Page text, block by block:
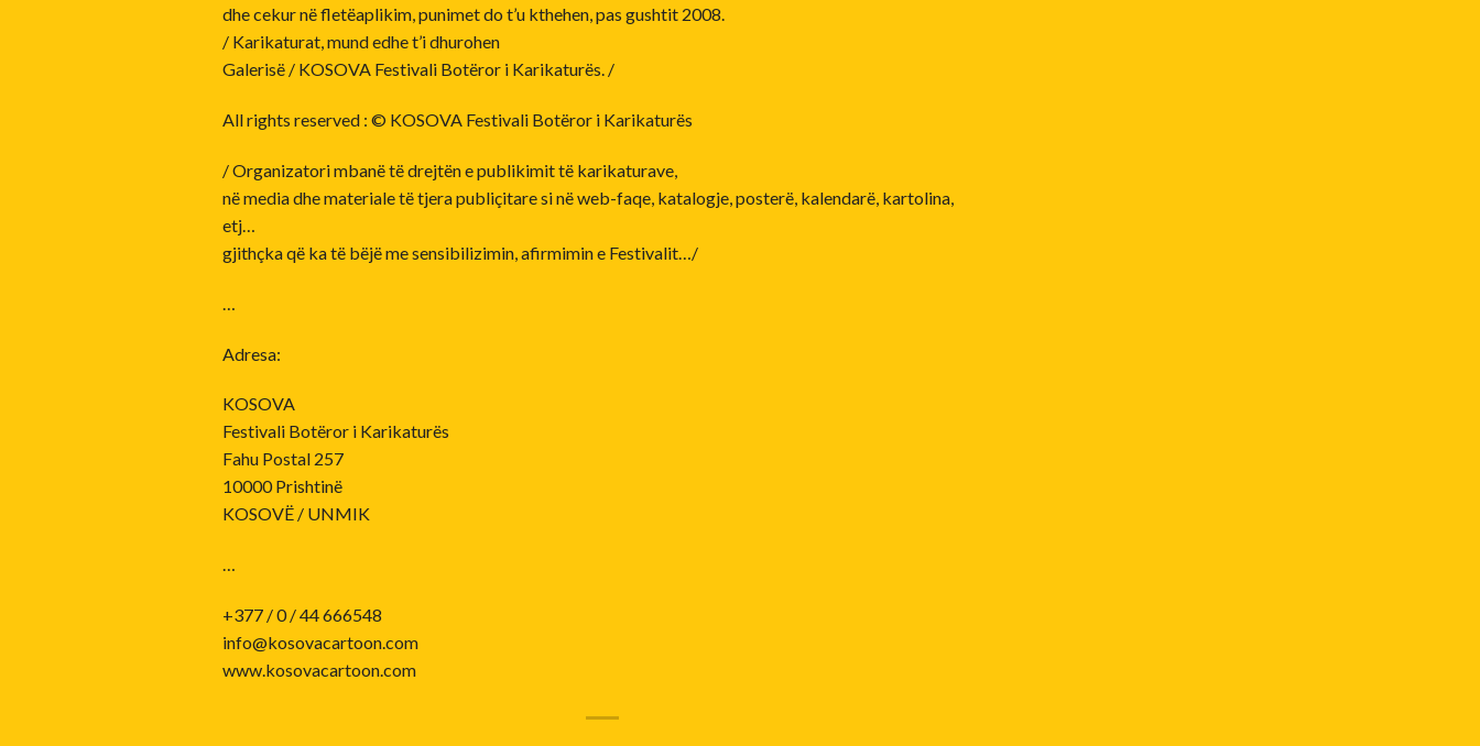
dhe cekur në fletëaplikim, punimet do t’u kthehen, pas gushtit 2008.
/ Karikaturat, mund edhe t’i dhurohen
Galerisë / KOSOVA Festivali Botëror i Karikaturës. /
All rights reserved : © KOSOVA Festivali Botëror i Karikaturës
/ Organizatori mbanë të drejtën e publikimit të karikaturave,
në media dhe materiale të tjera publiçitare si në web-faqe, katalogje, posterë, kalendarë, kartolina,
etj…
gjithçka që ka të bëjë me sensibilizimin, afirmimin e Festivalit…/
Adresa:
KOSOVA
Festivali Botëror i Karikaturës
Fahu Postal 257
10000 Prishtinë
KOSOVË / UNMIK
…
+377 / 0 / 44 666548
info@kosovacartoon.com
www.kosovacartoon.com